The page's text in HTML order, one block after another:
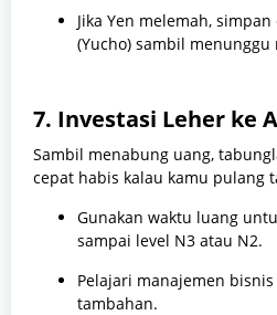
Jika Yen melemah,
(Yucho) sambil
7. Investasi Leher ke
Sambil menabung uang,
cepat habis kalau kamu pulang
Gunakan waktu luang
sampai level N3 atau N2.
Pelajari manajemen
tambahan.